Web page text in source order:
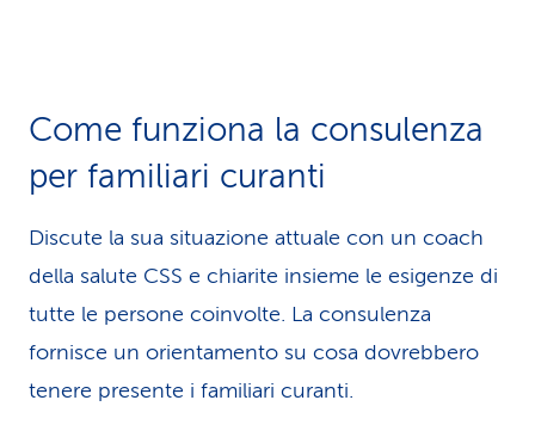
Come funziona la consulenza
per familiari curanti
Discute la sua situazione attuale con un coach
della salute CSS e chiarite insieme le esigenze di
tutte le persone coinvolte. La consulenza
fornisce un orientamento su cosa dovrebbero
tenere presente i familiari curanti.